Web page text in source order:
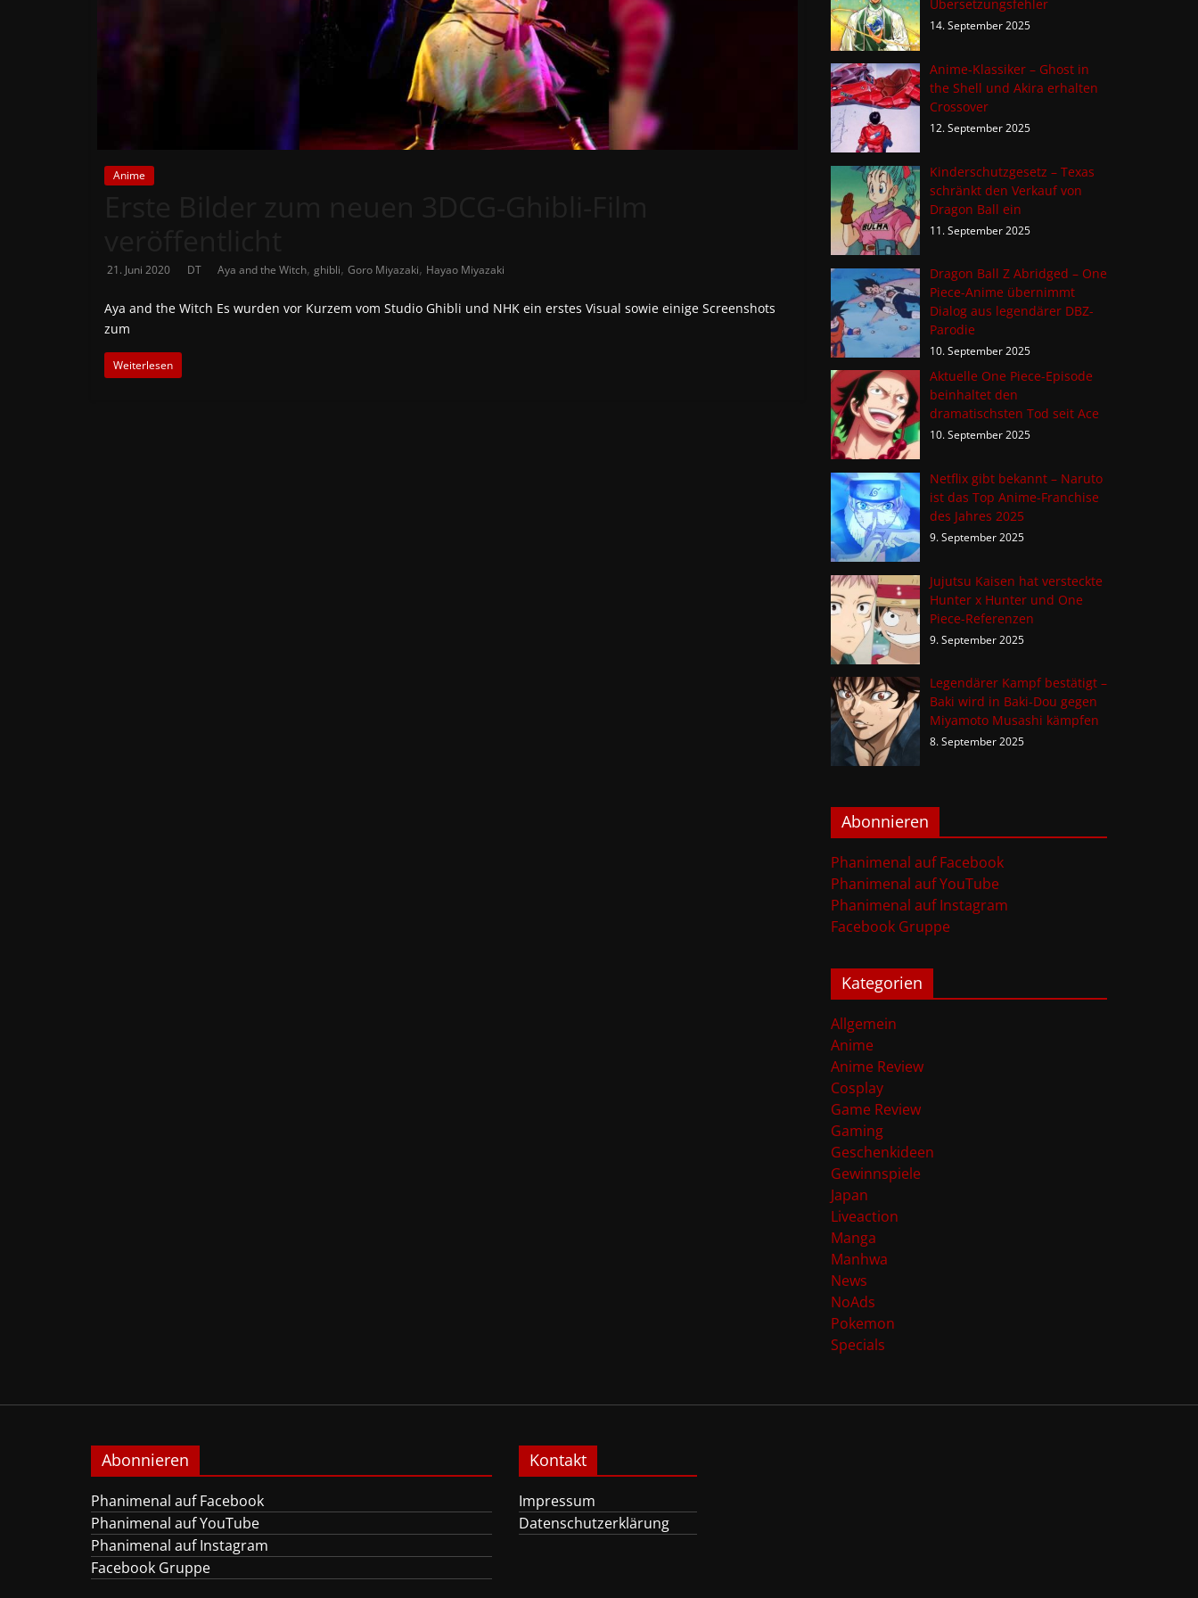
News
aktuellsten
Japan
Deutschland
Anime
21. Juni 2020 DT Aya and the Witch, ghibli, Goro Miyazaki, Hayao Miyazaki
Aya and the Witch Es wurden vor Kurzem vom Studio Ghibli und NHK ein erstes Visual sowie einige Screenshots
zum
Weiterlesen
Übersetzungsfehler
14. September 2025
Anime-Klassiker – Ghost in
the Shell und Akira erhalten
Crossover
12. September 2025
Kinderschutzgesetz – Texas
schränkt den Verkauf von
Dragon Ball ein
11. September 2025
Dragon Ball Z Abridged – One
Piece-Anime übernimmt
Dialog aus legendärer DBZ-
Parodie
10. September 2025
Aktuelle One Piece-Episode
beinhaltet den
dramatischsten Tod seit Ace
10. September 2025
Netflix gibt bekannt – Naruto
ist das Top Anime-Franchise
des Jahres 2025
9. September 2025
Jujutsu Kaisen hat versteckte
Hunter x Hunter und One
Piece-Referenzen
9. September 2025
Legendärer Kampf bestätigt –
Baki wird in Baki-Dou gegen
Miyamoto Musashi kämpfen
8. September 2025
Abonnieren
Phanimenal auf Facebook
Phanimenal auf YouTube
Phanimenal auf Instagram
Facebook Gruppe
Kategorien
Allgemein
Anime
Anime Review
Cosplay
Game Review
Gaming
Geschenkideen
Gewinnspiele
Japan
Liveaction
Manga
Manhwa
News
NoAds
Pokemon
Specials
Abonnieren
Phanimenal auf Facebook
Phanimenal auf YouTube
Phanimenal auf Instagram
Facebook Gruppe
Kontakt
Impressum
Datenschutzerklärung